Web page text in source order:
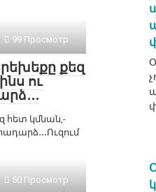
99 Просмотр
քեզ
ու
հետ կմնան,-
50 Просмотр